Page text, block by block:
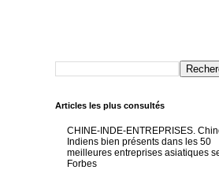
Articles les plus consultés
CHINE-INDE-ENTREPRISES.
Indiens bien présents dans les 50
meilleures entreprises asiatiques
Forbes